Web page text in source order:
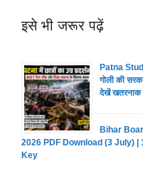
इसे भी जरूर पढ़ें
Patna
गोली की
देखें खतरनाक
Bihar
2026 PDF Download (3 July)
Key